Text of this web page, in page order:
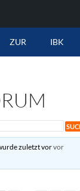
ZUR IBK
zuletzt vorvor